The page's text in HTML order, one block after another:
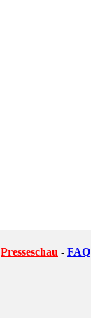
Presseschau - FAQ